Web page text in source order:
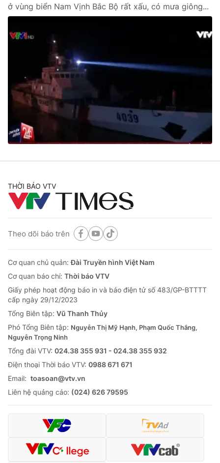
ở vùng biển Nam Vịnh Bắc Bộ rất xấu, có mưa giông...
THỜI BÁO VTV
Theo dõi báo trên
Cơ quan chủ quản:Đài Truyền hình Việt Nam
Cơ quan báo chí: Thời báo VTV
Giấy phép hoạt động báo in và báo điện tử số 483/GP-BTTTT
cấp ngày 29/12/2023
Tổng Biên tập: Vũ Thanh Thủy
Phó Tổng Biên tập: Nguyễn Thị Mỹ Hạnh, Phạm Quốc Thắng,
Nguyễn Trọng Ninh
Tổng đài VTV: 024.38 355 931 - 024.38 355 932
Ðiện thoại Thời báo VTV: 0988 671 671
Email: toasoan@vtv.vn
Liên hệ quảng cáo: (024) 626 79595